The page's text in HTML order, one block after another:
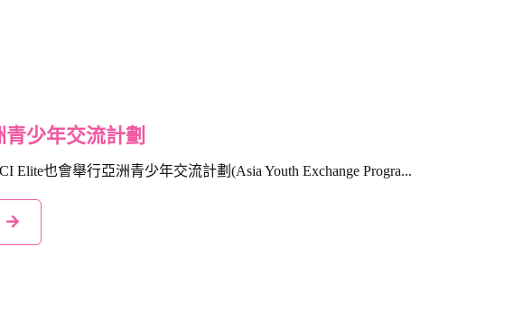
青少年交流計劃
Elite也會舉行亞洲青少年交流計劃(Asia Youth Exchange Progra...